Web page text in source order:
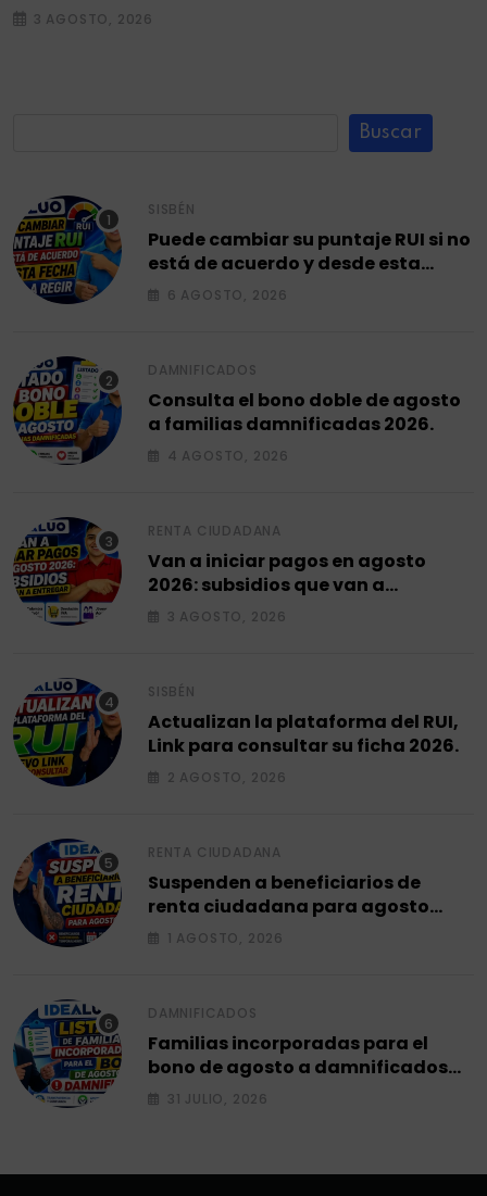
3 AGOSTO, 2026
Buscar
SISBÉN
Puede cambiar su puntaje RUI si no
está de acuerdo y desde esta
fecha empieza a regir en el 2026.
6 AGOSTO, 2026
DAMNIFICADOS
Consulta el bono doble de agosto
a familias damnificadas 2026.
4 AGOSTO, 2026
RENTA CIUDADANA
Van a iniciar pagos en agosto
2026: subsidios que van a
entregar.
3 AGOSTO, 2026
SISBÉN
Actualizan la plataforma del RUI,
Link para consultar su ficha 2026.
2 AGOSTO, 2026
RENTA CIUDADANA
Suspenden a beneficiarios de
renta ciudadana para agosto
2026.
1 AGOSTO, 2026
DAMNIFICADOS
Familias incorporadas para el
bono de agosto a damnificados
2026.
31 JULIO, 2026